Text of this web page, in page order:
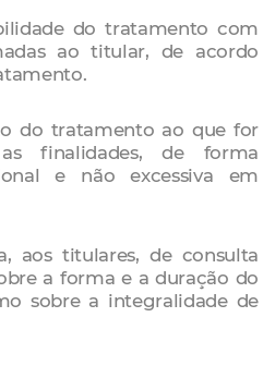
do tratamento com
ao titular, de acordo
do tratamento ao que for
finalidades, de forma
e não excessiva em
aos titulares, de consulta
a forma e a duração do
sobre a integralidade de